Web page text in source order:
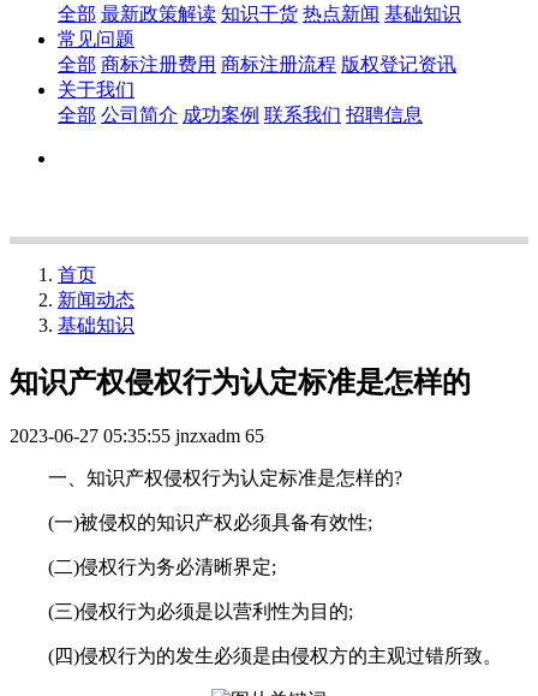
全部 最新政策解读 知识干货 热点新闻 基础知识
常见问题
全部 商标注册费用 商标注册流程 版权登记资讯
关于我们
全部 公司简介 成功案例 联系我们 招聘信息
首页
新闻动态
基础知识
知识产权侵权行为认定标准是怎样的
2023-06-27 05:35:55 jnzxadm 65
一、知识产权侵权行为认定标准是怎样的?
(一)被侵权的知识产权必须具备有效性;
(二)侵权行为务必清晰界定;
(三)侵权行为必须是以营利性为目的;
(四)侵权行为的发生必须是由侵权方的主观过错所致。